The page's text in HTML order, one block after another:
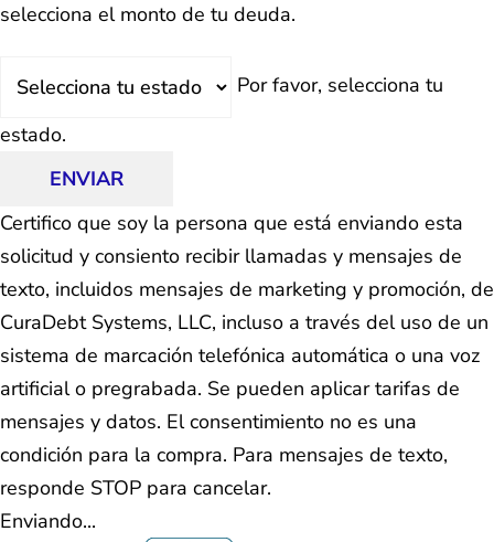
selecciona el monto de tu deuda.
Por favor, selecciona tu
estado.
ENVIAR
Certifico que soy la persona que está enviando esta
solicitud y consiento recibir llamadas y mensajes de
texto, incluidos mensajes de marketing y promoción, de
CuraDebt Systems, LLC, incluso a través del uso de un
sistema de marcación telefónica automática o una voz
artificial o pregrabada. Se pueden aplicar tarifas de
mensajes y datos. El consentimiento no es una
condición para la compra. Para mensajes de texto,
responde STOP para cancelar.
Enviando...